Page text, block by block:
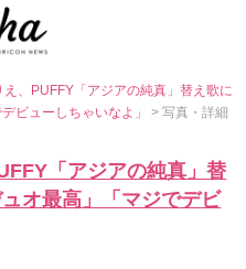
、PUFFY「アジアの純真」替え歌に
ビューしちゃいなよ」> 写真・詳細
「アジアの純真」替
オ最高」「マジでデビ